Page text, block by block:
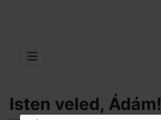
Isten veled, Ádám!